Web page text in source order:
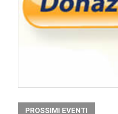
PROSSIMI EVENTI